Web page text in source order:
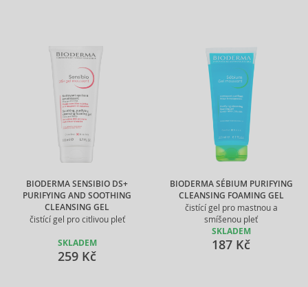
BIODERMA SENSIBIO DS+
PURIFYING AND SOOTHING
CLEANSING GEL
čistící gel pro citlivou pleť
SKLADEM
259 Kč
BIODERMA SÉBIUM PURIFYING
CLEANSING FOAMING GEL
čistící gel pro mastnou a
smíšenou pleť
SKLADEM
187 Kč